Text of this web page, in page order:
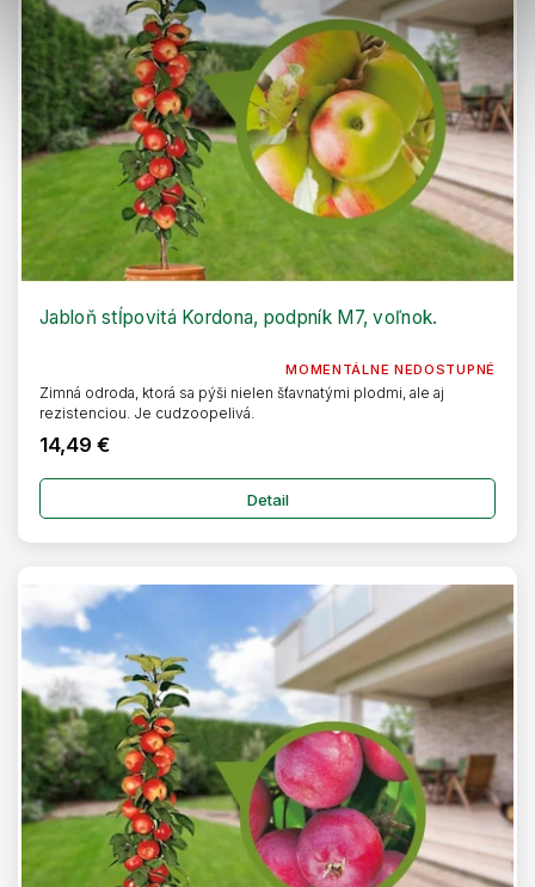
Jabloň stĺpovitá Kordona, podpník M7, voľnok.
MOMENTÁLNE NEDOSTUPNÉ
14,49 €
Detail
Zimná odroda, ktorá sa pýši nielen šťavnatými plodmi, ale aj
rezistenciou. Je cudzoopelivá.